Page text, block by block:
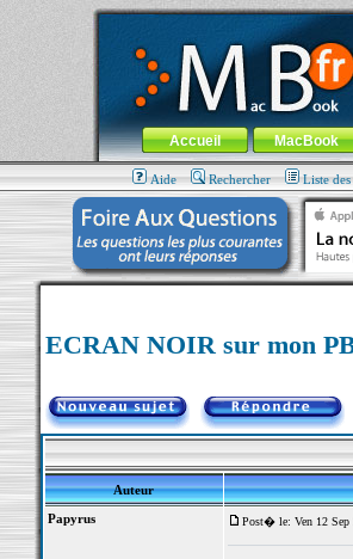
MacBook-fr.com : 100% Apple... 100% nomade !
Aller au contenu-Aller au menu
Menu général
Accueil MacBook
Aide Rechercher Liste
ECRAN NOIR sur mon
Auteur
Papyrus
Post� le: Ven 12 Sep